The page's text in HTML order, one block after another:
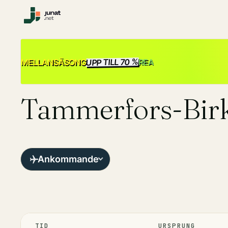
MELLANSÄSONGUPP TILL 70 %REA
Tammerfors-
Ankommande
TID URSPRUNG